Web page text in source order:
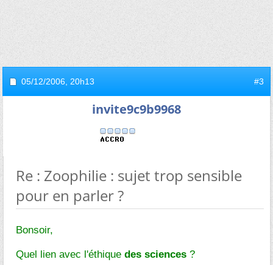
05/12/2006, 20h13 #3
invite9c9b9968
Re : Zoophilie : sujet trop sensible
pour en parler ?
Bonsoir,
Quel lien avec l'éthique des sciences ?